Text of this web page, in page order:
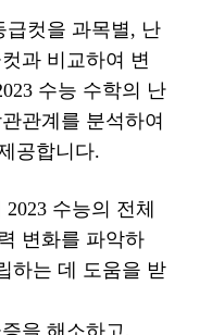
급컷을 과목별, 난
과 비교하여 변
수능 수학의 난
관계를 분석하여
공합니다.
수능의 전체
변화를 파악하
하는 데 도움을 받
을 해소하고,